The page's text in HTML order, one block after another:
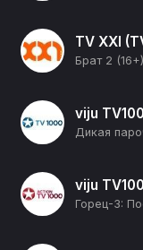
TV XXI
Брат 2 (16+)
viju
Дикая
viju
Горец-3: